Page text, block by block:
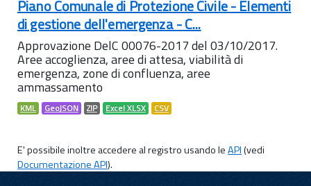
Piano Comunale di Protezione Civile - Elementi
di gestione dell'emergenza - C...
Approvazione DelC 00076-2017 del 03/10/2017.
Aree accoglienza, aree di attesa, viabilità di
emergenza, zone di confluenza, aree
ammassamento
KML GeoJSON ZIP Excel XLSX CSV
E' possibile inoltre accedere al registro usando leAPI(vedi
Documentazione API).